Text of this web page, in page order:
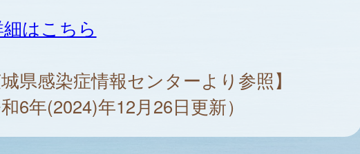
はこちら
県感染症情報センターより参照】
6年(2024)年12月26日更新）